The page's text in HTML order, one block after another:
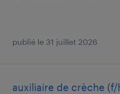
publié le 31 juillet 2026
auxiliaire de crèche (f/